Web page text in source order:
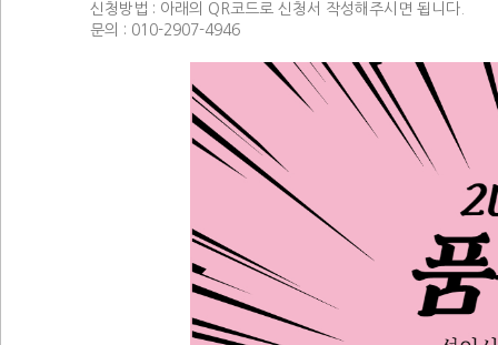
신청방법 : 아래의 QR코드로 신청서 작성해주시면 됩니다.
문의 : 010-2907-4946